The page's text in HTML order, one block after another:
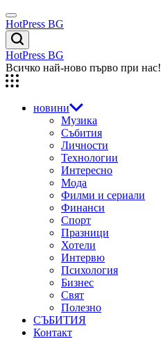
Skip
to
content
Menu
HotPress BG
Търсене
HotPress BG
Всичко най-ново първо при нас!
новини
Музика
Събития
Личности
Технологии
Интересно
Мода
Филми и сериали
Финанси
Спорт
Празници
Хотели
Интервю
Психология
Бизнес
Свят
Полезно
СЪБИТИЯ
Контакт